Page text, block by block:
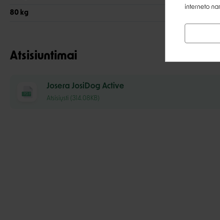
80 kg
Atsisiuntimai
Josera JosiDog Active
Atsisiųsti (314.08KB)
interneto